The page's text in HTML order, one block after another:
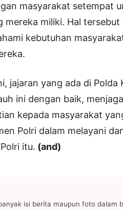
masyarakat setempat
mereka miliki. Hal tersebut
kebutuhan
jajaran yang ada di Polda
ini dengan baik,
kepada masyarakat
Polri dalam melayani
itu. (and)
isi berita maupun foto dalam